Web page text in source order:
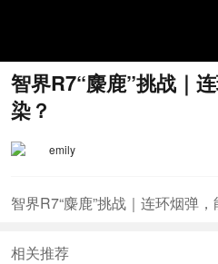
智界R7“麋鹿”挑战｜
染？
emily
智界R7“麋鹿”挑战｜连环烟弹
相关推荐